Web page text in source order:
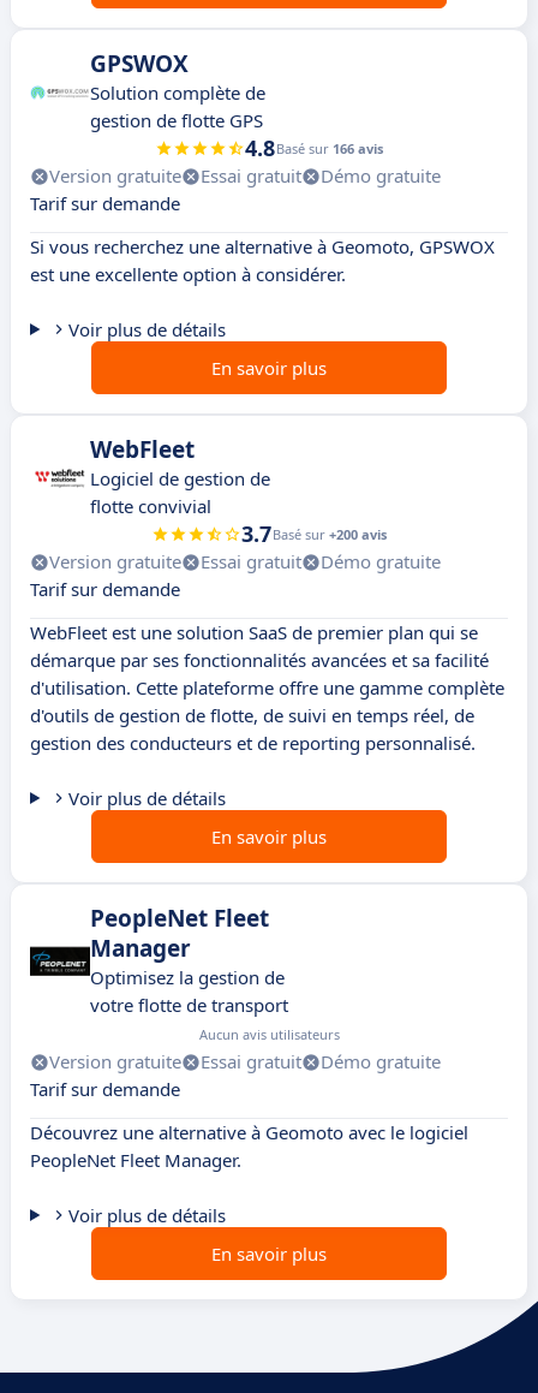
GPSWOX
Solution complète de
gestion de flotte GPS
4.8Basé sur 166 avis
Version gratuite Essai gratuit
Démo gratuite
Tarif sur demande
Si vous recherchez une alternative à Geomoto, GPSWOX
est une excellente option à considérer.
Voir plus de détails
En savoir plus
WebFleet
Logiciel de gestion de
flotte convivial
3.7Basé sur +200 avis
Version gratuite Essai gratuit
Démo gratuite
Tarif sur demande
WebFleet est une solution SaaS de premier plan qui se
démarque par ses fonctionnalités avancées et sa facilité
d'utilisation. Cette plateforme offre une gamme complète
d'outils de gestion de flotte, de suivi en temps réel, de
gestion des conducteurs et de reporting personnalisé.
Voir plus de détails
En savoir plus
PeopleNet Fleet
Manager
Optimisez la gestion de
votre flotte de transport
Aucun avis utilisateurs
Version gratuite Essai gratuit
Démo gratuite
Tarif sur demande
Découvrez une alternative à Geomoto avec le logiciel
PeopleNet Fleet Manager.
Voir plus de détails
En savoir plus